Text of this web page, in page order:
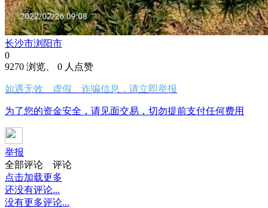
长沙市浏阳市
0
9270 浏览、 0 人点赞
如遇无效、虚假、诈骗信息，请立即举报
为了您的资金安全，请见面交易，切勿提前支付任何费用
举报
全部评论
评论
点击加载更多
还没有评论...
没有更多评论...